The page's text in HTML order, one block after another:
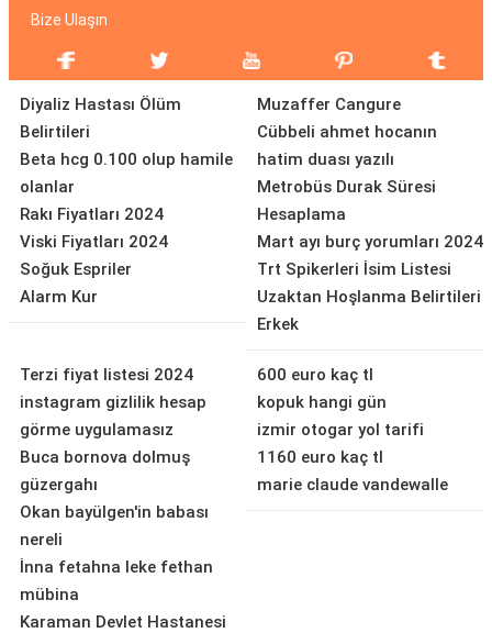
Bize Ulaşın
Diyaliz Hastası Ölüm
Belirtileri
Beta hcg 0.100 olup hamile
olanlar
Rakı Fiyatları 2024
Viski Fiyatları 2024
Soğuk Espriler
Alarm Kur
Muzaffer Cangure
Cübbeli ahmet hocanın
hatim duası yazılı
Metrobüs Durak Süresi
Hesaplama
Mart ayı burç yorumları 2024
Trt Spikerleri İsim Listesi
Uzaktan Hoşlanma Belirtileri
Erkek
Terzi fiyat listesi 2024
instagram gizlilik hesap
görme uygulamasız
Buca bornova dolmuş
güzergahı
Okan bayülgen'in babası
nereli
İnna fetahna leke fethan
mübina
Karaman Devlet Hastanesi
600 euro kaç tl
kopuk hangi gün
izmir otogar yol tarifi
1160 euro kaç tl
marie claude vandewalle